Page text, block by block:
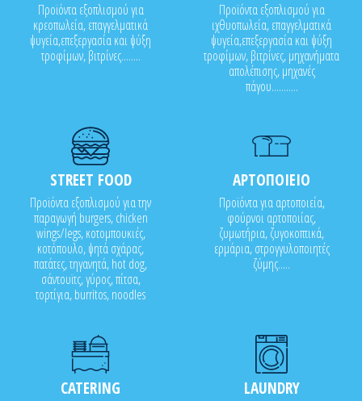
Προϊόντα εξοπλισμού για
κρεοπωλεία, επαγγελματικά
ψυγεία,επεξεργασία και ψύξη
τροφίμων, βιτρίνες........
Προϊόντα εξοπλισμού για
ιχθυοπωλεία, επαγγελματικά
ψυγεία,επεξεργασία και ψύξη
τροφίμων, βιτρίνες, μηχανήματα
απολέπισης, μηχανές
πάγου...........
STREET FOOD
Προϊόντα εξοπλισμού για την
παραγωγή burgers, chicken
wings/legs, κοτομπουκιές,
κοτόπουλο, ψητά σχάρας,
πατάτες, τηγανητά, hot dog,
σάντουϊτς, γύρος, πίτσα,
τορτίγια, burritos, noodles
ΑΡΤΟΠΟΙΕΙΟ
Προϊόντα για αρτοποιεία,
φούρνοι αρτοποιίας,
ζυμωτήρια, ζυγοκοπτικά,
ερμάρια, στρογγυλοποιητές
ζύμης.....
CATERING LAUNDRY